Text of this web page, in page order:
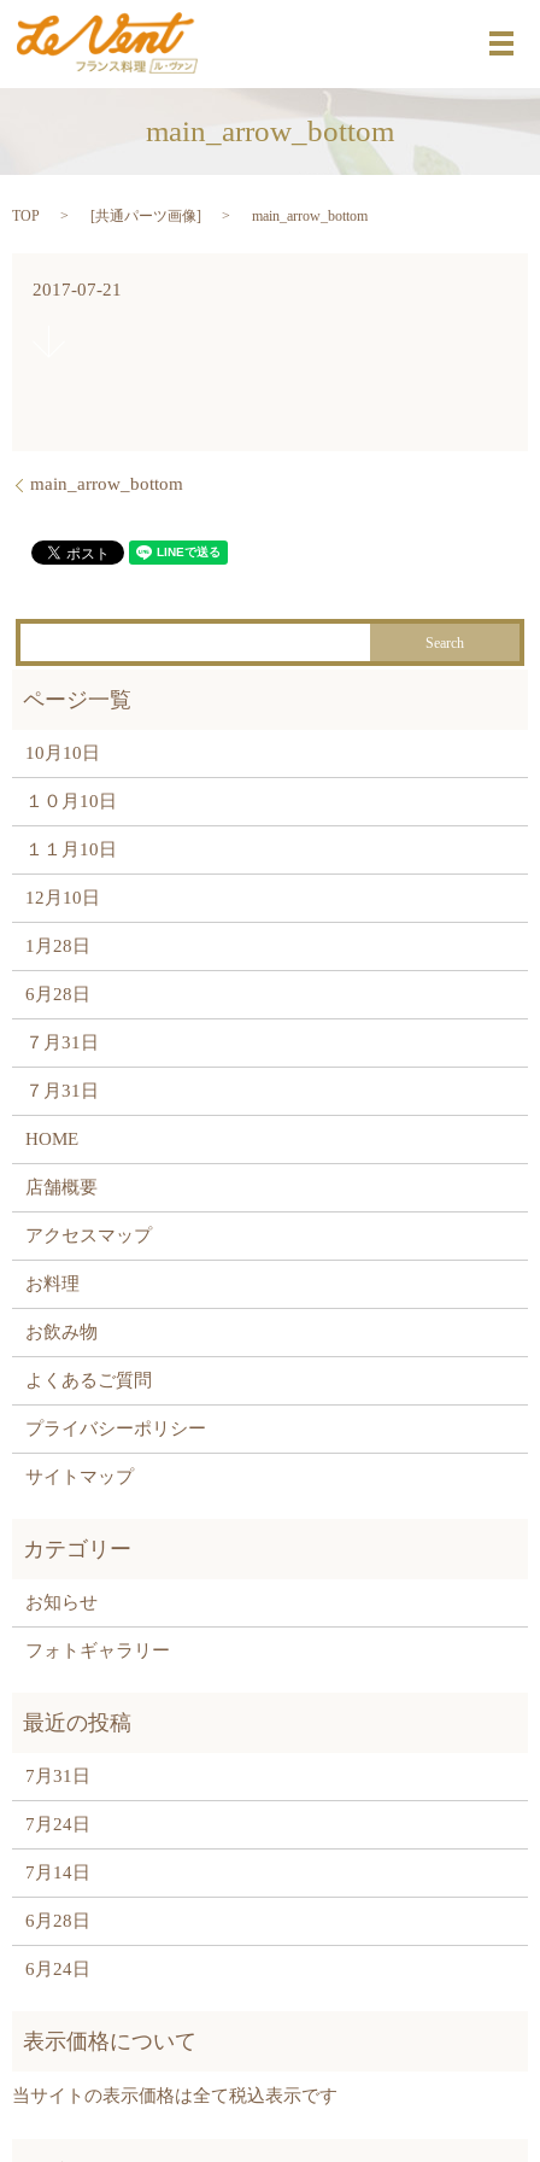
メ
main_arrow_bottom
TOP [共通パーツ画像] main_arrow_bottom
2017-07-21
main_arrow_bottom
10月10日
１０月10日
１１月10日
12月10日
1月28日
6月28日
７月31日
７月31日
HOME
店舗概要
アクセスマップ
お料理
お飲み物
よくあるご質問
プライバシーポリシー
サイトマップ
お知らせ
フォトギャラリー
7月31日
7月24日
7月14日
6月28日
6月24日